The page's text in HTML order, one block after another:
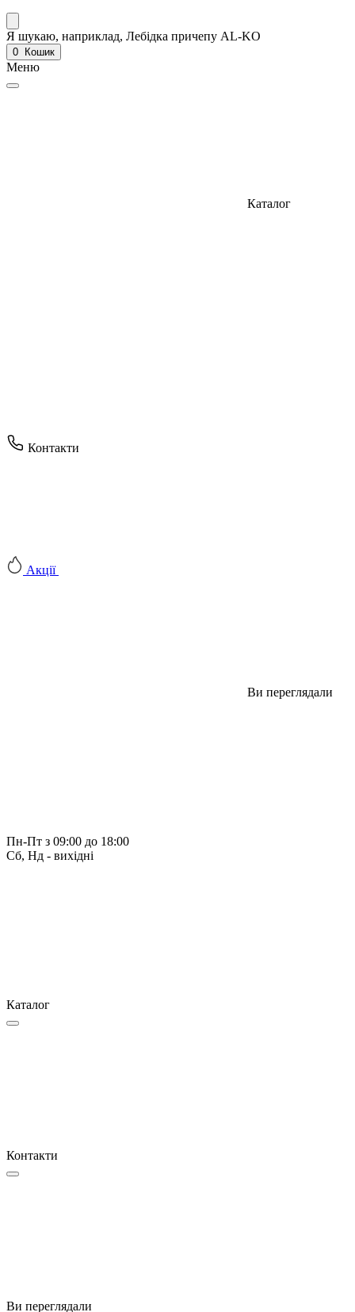
Я шукаю, наприклад, Лебідка причепу AL-KO
0 Кошик
Меню
Каталог
Контакти
Акції
Ви переглядали
Пн-Пт з 09:00 до 18:00
Сб, Нд - вихідні
Каталог
Контакти
Ви переглядали